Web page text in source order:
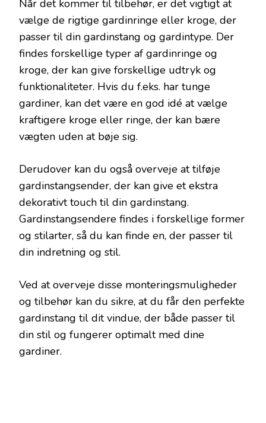
Når det kommer til tilbehør, er det vigtigt at
vælge de rigtige gardinringe eller kroge, der
passer til din gardinstang og gardintype. Der
findes forskellige typer af gardinringe og
kroge, der kan give forskellige udtryk og
funktionaliteter. Hvis du f.eks. har tunge
gardiner, kan det være en god idé at vælge
kraftigere kroge eller ringe, der kan bære
vægten uden at bøje sig.
Derudover kan du også overveje at tilføje
gardinstangsender, der kan give et ekstra
dekorativt touch til din gardinstang.
Gardinstangsendere findes i forskellige former
og stilarter, så du kan finde en, der passer til
din indretning og stil.
Ved at overveje disse monteringsmuligheder
og tilbehør kan du sikre, at du får den perfekte
gardinstang til dit vindue, der både passer til
din stil og fungerer optimalt med dine
gardiner.